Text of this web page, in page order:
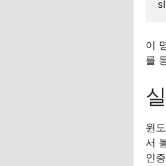
이
를
윈
서
인